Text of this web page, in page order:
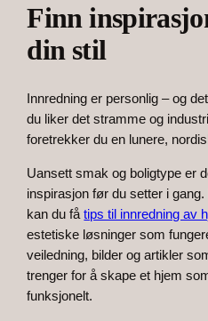
Finn
din stil
Innredning er personlig – og
du liker det stramme og
foretrekker du en lunere,
Uansett smak og boligtype er
inspirasjon før du setter i gang.
kan du fåtips til innredning av
estetiske løsninger som
veiledning, bilder og artikler
trenger for å skape et hjem
funksjonelt.